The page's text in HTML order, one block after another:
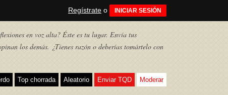
Regístrate o INICIAR SESIÓN
en voz alta? Éste es tu lugar. Envía tus
los demás. ¿Tienes razón o deberías tomártelo con
Top chorrada Aleatorio Enviar TQD Moderar